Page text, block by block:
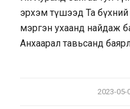
эрхэм түшээд Та бүхний
мэргэн ухаанд найдаж
Анхаарал тавьсанд
2023-05-
/